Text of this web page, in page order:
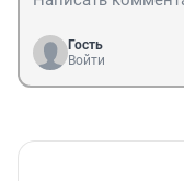
Гость
Войти